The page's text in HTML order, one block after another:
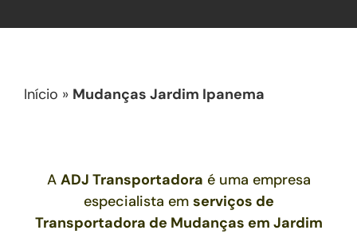
Início » Mudanças Jardim Ipanema
A ADJ Transportadora é uma empresa
especialista em serviços de
Transportadora de Mudanças em Jardim